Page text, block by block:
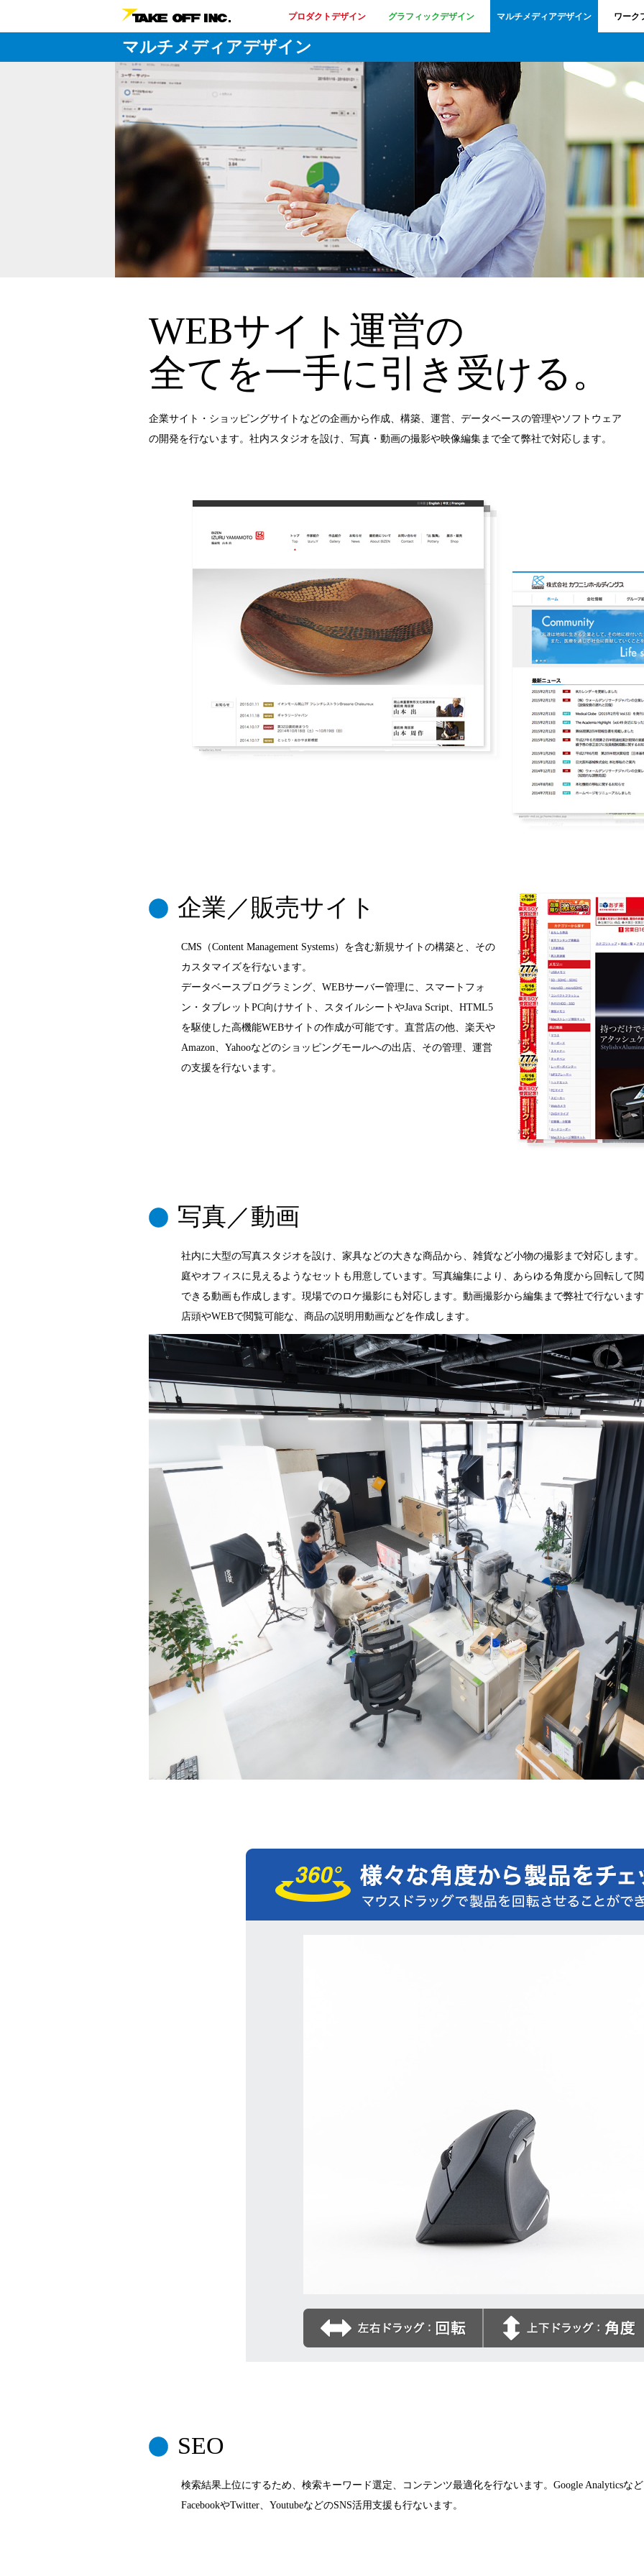
プロダクトデザイン グラフィックデザイン マルチメディアデザイン ワーク
マルチメディアデザイン
WEBサイト運営の
全てを一手に引き受ける。
企業サイト・ショッピングサイトなどの企画から作成、構築、運営、データベースの管理やソフトウェア
の開発を行ないます。社内スタジオを設け、写真・動画の撮影や映像編集まで全て弊社で対応します。
企業／販売サイト
CMS（Content Management Systems）を含む新規サイトの構築と、その
カスタマイズを行ないます。
データベースプログラミング、WEBサーバー管理に、スマートフォ
ン・タブレットPC向けサイト、スタイルシートやJava Script、HTML5
を駆使した高機能WEBサイトの作成が可能です。直営店の他、楽天や
Amazon、Yahooなどのショッピングモールへの出店、その管理、運営
の支援を行ないます。
写真／動画
社内に大型の写真スタジオを設け、家具などの大きな商品から、雑貨など小物の撮影まで対応します
庭やオフィスに見えるようなセットも用意しています。写真編集により、あらゆる角度から回転して
できる動画も作成します。現場でのロケ撮影にも対応します。動画撮影から編集まで弊社で行ないま
店頭やWEBで閲覧可能な、商品の説明用動画などを作成します。
SEO
検索結果上位にするため、検索キーワード選定、コンテンツ最適化を行ないます。Google Analyticsな
FacebookやTwitter、YoutubeなどのSNS活用支援も行ないます。